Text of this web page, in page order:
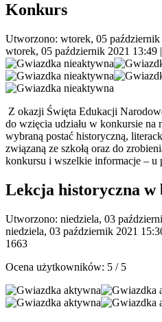
Konkurs
Utworzono: wtorek, 05
wtorek, 05 październik 2021 13:49 |
Z okazji Święta Edukacji
do wzięcia udziału w konkursie na
wybraną postać historyczną,
związaną ze szkołą oraz do
konkursu i wszelkie informacje –
Lekcja historyczna w
Utworzono: niedziela, 03
niedziela, 03 październik 2021
1663
Ocena użytkowników: 5 / 5